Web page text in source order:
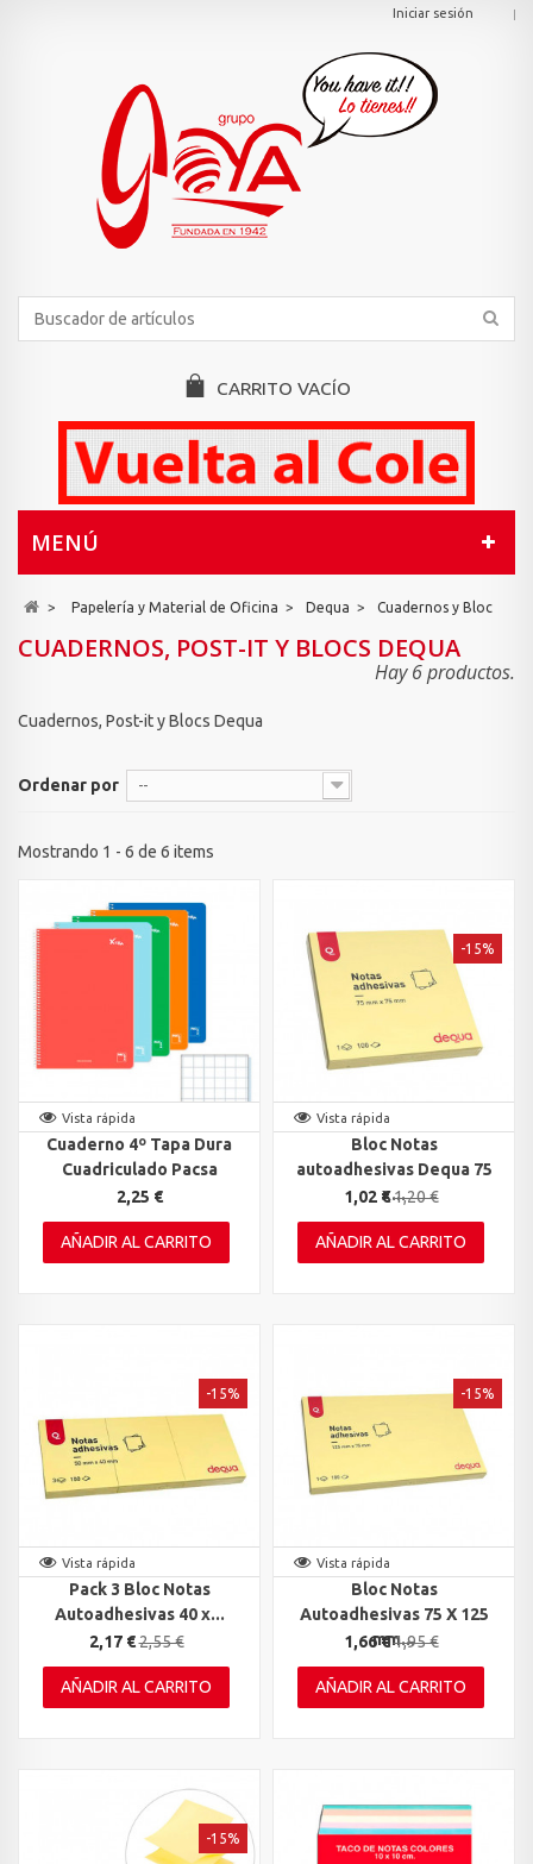
Iniciar sesión
CARRITO VACÍO
MENÚ
> Papelería y Material de Oficina > Dequa > Cuadernos y Bloc
CUADERNOS, POST-IT Y BLOCS DEQUA
Hay 6 productos.
Cuadernos, Post-it y Blocs Dequa
Ordenar por --
Mostrando 1 - 6 de 6 items
Vista rápida
Cuaderno 4º Tapa Dura
Cuadriculado Pacsa
2,25 €
AÑADIR AL CARRITO
Vista rápida
Bloc Notas
autoadhesivas Dequa 75
x...
1,02 €1,20 €
-15%
AÑADIR AL CARRITO
Vista rápida
Pack 3 Bloc Notas
Autoadhesivas 40 x...
2,17 €2,55 €
-15%
AÑADIR AL CARRITO
Vista rápida
Bloc Notas
Autoadhesivas 75 X 125
mm...
1,66 €1,95 €
-15%
AÑADIR AL CARRITO
-15%